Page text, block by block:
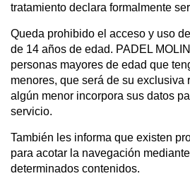
tratamiento declara formalmente
Queda prohibido el acceso y uso
de 14 años de edad. PADEL
personas mayores de edad que
menores, que será de su exclusiva
algún menor incorpora sus datos
servicio.
También les informa que existen
para acotar la navegación
determinados contenidos.